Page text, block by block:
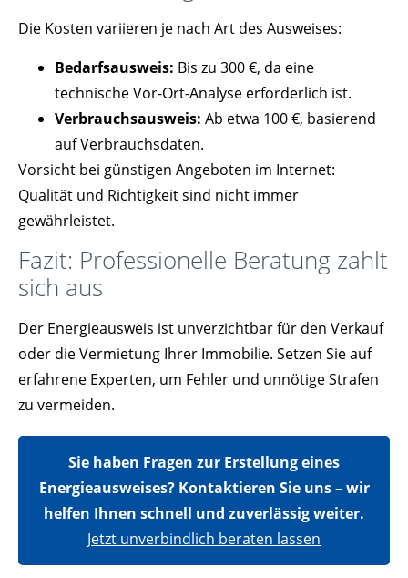
Die Kosten variieren je nach Art des Ausweises:
Bedarfsausweis: Bis zu 300 €, da eine
technische Vor-Ort-Analyse erforderlich ist.
Verbrauchsausweis: Ab etwa 100 €, basierend
auf Verbrauchsdaten.
Vorsicht bei günstigen Angeboten im Internet:
Qualität und Richtigkeit sind nicht immer
gewährleistet.
Fazit: Professionelle Beratung zahlt
sich aus
Der Energieausweis ist unverzichtbar für den Verkauf
oder die Vermietung Ihrer Immobilie. Setzen Sie auf
erfahrene Experten, um Fehler und unnötige Strafen
zu vermeiden.
Sie haben Fragen zur Erstellung eines
Energieausweises? Kontaktieren Sie uns – wir
helfen Ihnen schnell und zuverlässig weiter.
Jetzt unverbindlich beraten lassen